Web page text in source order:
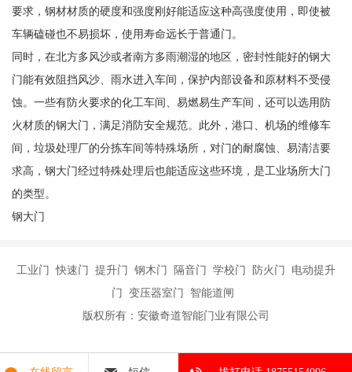
要求，钢材材质的硬度和强度刚好能适应这种高强度使用，即使被
车辆磕碰也不易损坏，使用寿命远长于普通门。
同时，在北方多风沙或者南方多雨潮湿的地区，密封性能好的钢大
门能有效阻挡风沙、雨水进入车间，保护内部设备和原材料不受侵
蚀。一些有防火要求的化工车间、易燃易生产车间，还可以选用防
火材质的钢大门，满足消防安全规范。此外，港口、机场的维修车
间，垃圾处理厂的分拣车间等特殊场所，对门的耐腐蚀、易清洁要
求高，钢大门经过特殊处理后也能适应这些环境，是工业场所大门
的类型。
钢大门
工业门 快速门 提升门 钢木门 隔音门 学校门 防火门 电动提升
门 变压器室门 智能道闸
版权所有：安徽奇道智能门业有限公司